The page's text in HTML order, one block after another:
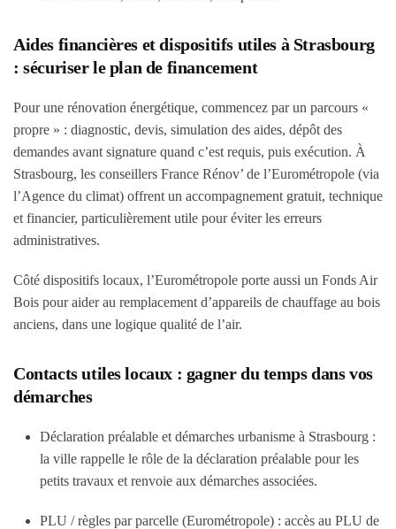
Aides financières et dispositifs utiles à Strasbourg
: sécuriser le plan de financement
Pour une rénovation énergétique, commencez par un parcours «
propre » : diagnostic, devis, simulation des aides, dépôt des
demandes avant signature quand c’est requis, puis exécution. À
Strasbourg, les conseillers France Rénov’ de l’Eurométropole (via
l’Agence du climat) offrent un accompagnement gratuit, technique
et financier, particulièrement utile pour éviter les erreurs
administratives.
Côté dispositifs locaux, l’Eurométropole porte aussi un Fonds Air
Bois pour aider au remplacement d’appareils de chauffage au bois
anciens, dans une logique qualité de l’air.
Contacts utiles locaux : gagner du temps dans vos
démarches
Déclaration préalable et démarches urbanisme à Strasbourg :
la ville rappelle le rôle de la déclaration préalable pour les
petits travaux et renvoie aux démarches associées.
PLU / règles par parcelle (Eurométropole) : accès au PLU de